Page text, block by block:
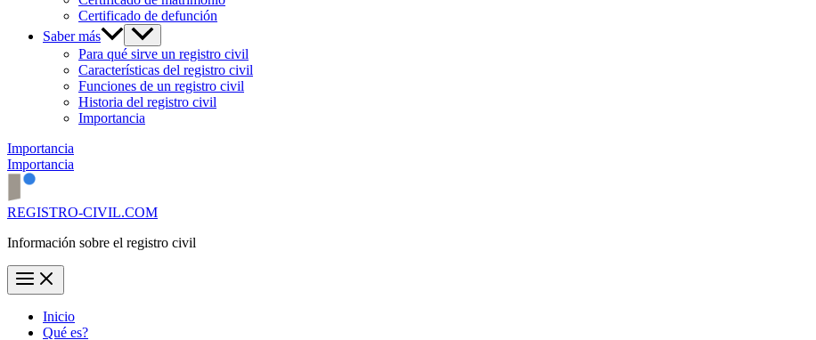
Certificado de defunción
Saber más
Para qué sirve un registro civil
Características del registro civil
Funciones de un registro civil
Historia del registro civil
Importancia
Importancia
Importancia
REGISTRO-CIVIL.COM
Información sobre el registro civil
Inicio
Qué es?